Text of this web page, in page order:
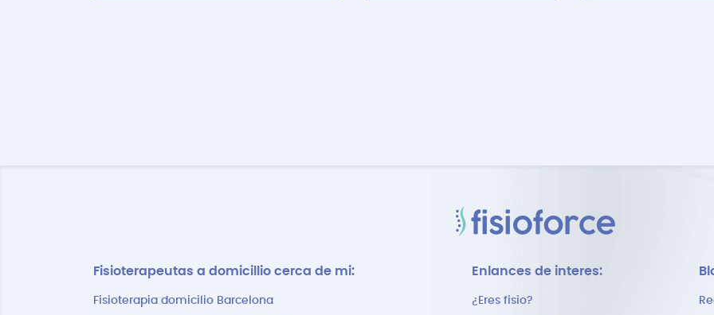
Fisioterapeutas a domicillio cerca de mi:
Fisioterapia domicilio Barcelona
Enlances de interes:
¿Eres fisio?